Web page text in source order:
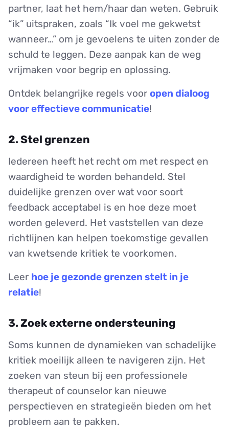
partner, laat het hem/haar dan weten. Gebruik
“ik” uitspraken, zoals “Ik voel me gekwetst
wanneer…” om je gevoelens te uiten zonder de
schuld te leggen. Deze aanpak kan de weg
vrijmaken voor begrip en oplossing.
Ontdek belangrijke regels voor open dialoog
voor effectieve communicatie!
2. Stel grenzen
Iedereen heeft het recht om met respect en
waardigheid te worden behandeld. Stel
duidelijke grenzen over wat voor soort
feedback acceptabel is en hoe deze moet
worden geleverd. Het vaststellen van deze
richtlijnen kan helpen toekomstige gevallen
van kwetsende kritiek te voorkomen.
Leer hoe je gezonde grenzen stelt in je
relatie!
3. Zoek externe ondersteuning
Soms kunnen de dynamieken van schadelijke
kritiek moeilijk alleen te navigeren zijn. Het
zoeken van steun bij een professionele
therapeut of counselor kan nieuwe
perspectieven en strategieën bieden om het
probleem aan te pakken.